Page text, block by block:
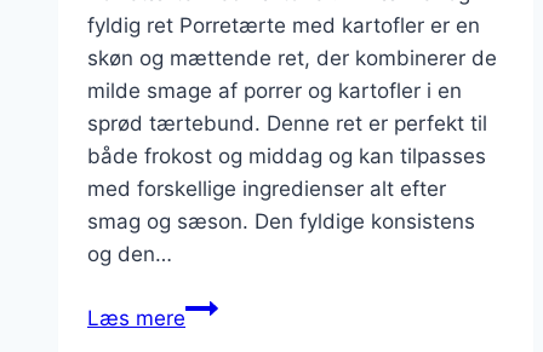
fyldig ret Porretærte med kartofler er en
skøn og mættende ret, der kombinerer de
milde smage af porrer og kartofler i en
sprød tærtebund. Denne ret er perfekt til
både frokost og middag og kan tilpasses
med forskellige ingredienser alt efter
smag og sæson. Den fyldige konsistens
og den…
Læs merePorretærte